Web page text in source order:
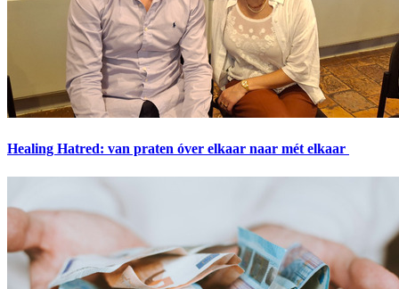
Healing Hatred: van praten óver elkaar naar mét elkaar